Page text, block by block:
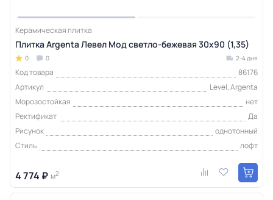
Керамическая плитка
Плитка Argenta Левел Мод светло-бежевая 30х90 (1,35)
0 0 2-4 дня
Код товара
86176
Артикул
Level, Argenta
Морозостойкая
нет
Ректификат
Да
Рисунок
однотонный
Стиль
лофт
4 774 ₽ м2